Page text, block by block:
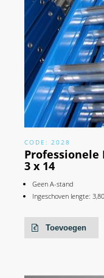
CODE: 2028
Professionele
3 x 14
Geen A-stand
Ingeschoven lengte:
Toevoegen